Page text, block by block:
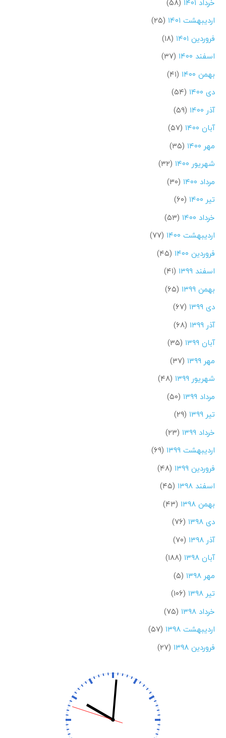
اردیبهشت ۱۴۰۱
(۲۵)
فروردین ۱۴۰۱
(۱۸)
اسفند ۱۴۰۰
(۳۷)
بهمن ۱۴۰۰
(۴۱)
دی ۱۴۰۰
(۵۴)
آذر ۱۴۰۰
(۵۹)
آبان ۱۴۰۰
(۵۷)
مهر ۱۴۰۰
(۳۵)
شهریور ۱۴۰۰
(۳۲)
مرداد ۱۴۰۰
(۳۰)
تیر ۱۴۰۰
(۶۰)
خرداد ۱۴۰۰
(۵۳)
اردیبهشت ۱۴۰۰
(۷۷)
فروردین ۱۴۰۰
(۴۵)
اسفند ۱۳۹۹
(۴۱)
بهمن ۱۳۹۹
(۶۵)
دی ۱۳۹۹
(۶۷)
آذر ۱۳۹۹
(۶۸)
آبان ۱۳۹۹
(۳۵)
مهر ۱۳۹۹
(۳۷)
شهریور ۱۳۹۹
(۴۸)
مرداد ۱۳۹۹
(۵۰)
تیر ۱۳۹۹
(۲۹)
خرداد ۱۳۹۹
(۲۳)
اردیبهشت ۱۳۹۹
(۶۹)
فروردین ۱۳۹۹
(۴۸)
اسفند ۱۳۹۸
(۴۵)
بهمن ۱۳۹۸
(۴۳)
دی ۱۳۹۸
(۷۶)
آذر ۱۳۹۸
(۷۰)
آبان ۱۳۹۸
(۱۸۸)
مهر ۱۳۹۸
(۵)
تیر ۱۳۹۸
(۱۰۶)
خرداد ۱۳۹۸
(۷۵)
اردیبهشت ۱۳۹۸
(۵۷)
فروردین ۱۳۹۸
(۲۷)